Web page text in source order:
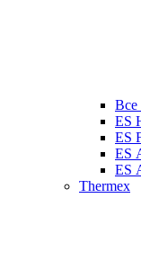
Все
ES
ES
ES
ES
Thermex